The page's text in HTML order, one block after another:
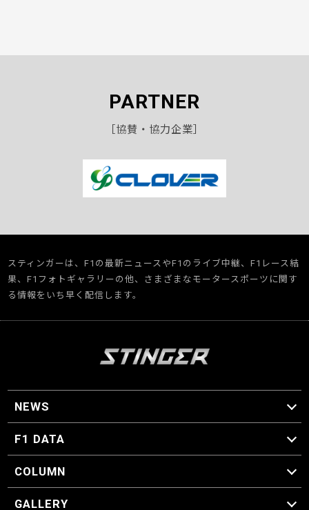
PARTNER
［協賛・協力企業］
スティンガーは、F1の最新ニュースやF1のライブ中継、F1レース結
果、F1フォトギャラリーの他、さまざまなモータースポーツに関す
る情報をいち早く配信します。
NEWS
F1 ニュース
F1 DATA
F1 日程
F1 データ
COLUMN
マイ・ワンダフル・サーキット
スクーデリア・一方通行
F1に燃え、ゴルフに泣く日々。
スティングくんの部屋
GALLERY